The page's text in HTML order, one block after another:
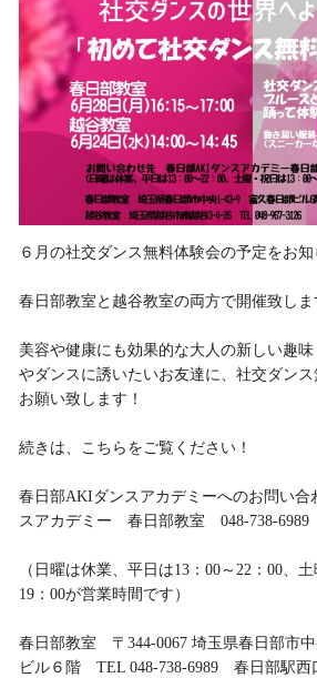
６月の社交ダンス無料体験会の予定をお知
春日部教室と越谷教室の両方で開催致しま
美容や健康にも効果的な大人の新しい趣
やダンスに誘いたいお友達に、社交ダン
お願い致します！
続きは、こちらをご覧ください！
春日部AKIダンスアカデミーへのお問い
スアカデミー 春日部教室 048-738-6989
（日曜は休業、平日は13：00～22：00、
19：00が営業時間です）
春日部教室 〒344-0067 埼玉県春日部市
ビル６階 TEL 048-738-6989 春日部駅西